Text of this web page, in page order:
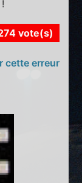
vote(s)
cette erreur